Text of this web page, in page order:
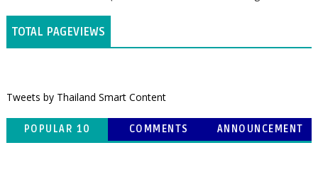
TOTAL PAGEVIEWS
Tweets by Thailand Smart Content
POPULAR 10 COMMENTS ANNOUNCEMENT